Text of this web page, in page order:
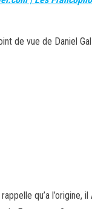
de vue de Daniel
qu’a l’origine,